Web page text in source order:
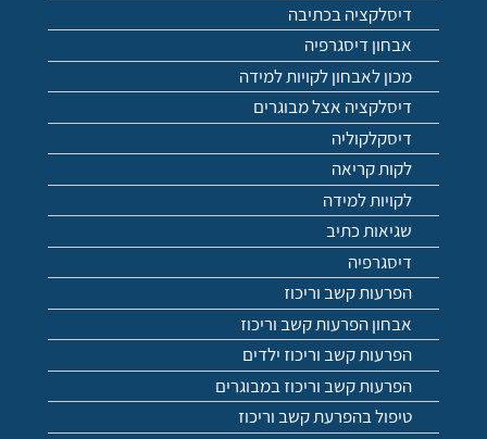
דיסלקציה בכתיבה
אבחון דיסגרפיה
מכון לאבחון לקויות למידה
דיסלקציה אצל מבוגרים
דיסקלקוליה
לקות קריאה
לקויות למידה
שגיאות כתיב
דיסגרפיה
הפרעות קשב וריכוז
אבחון הפרעות קשב וריכוז
הפרעות קשב וריכוז ילדים
הפרעות קשב וריכוז במבוגרים
טיפול בהפרעת קשב וריכוז